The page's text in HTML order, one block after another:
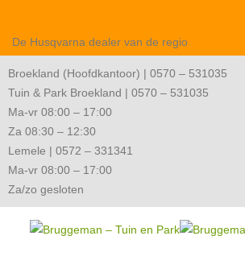
De Husqvarna dealer van de regio
Broekland (Hoofdkantoor) | 0570 – 531035
Tuin & Park Broekland | 0570 – 531035
Ma-vr 08:00 – 17:00
Za 08:30 – 12:30
Lemele | 0572 – 331341
Ma-vr 08:00 – 17:00
Za/zo gesloten